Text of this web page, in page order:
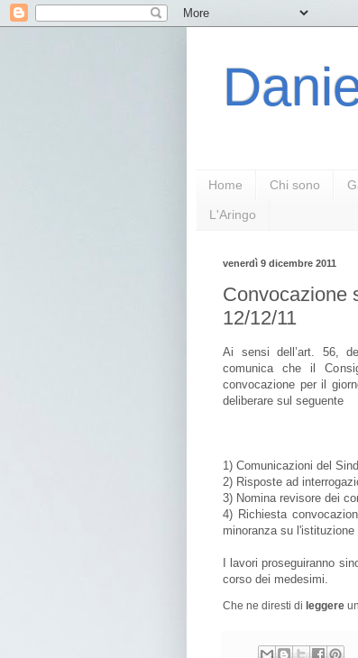
Home Chi sono
L'Aringo
venerdì 9 dicembre 2011
Convocazione
12/12/11
Ai sensi dell’art. 56,
comunica che il
convocazione per il
deliberare sul seguente
1) Comunicazioni del
2) Risposte ad
3) Nomina revisore dei
4) Richiesta
minoranza su
I lavori proseguiranno
corso dei medesimi.
Che ne diresti di leggere